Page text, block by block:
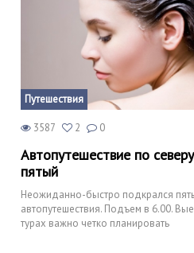
Путешествия
3587 2 0
Автопутешествие по
пятый
Неожиданно-быстро подкрался
автопутешествия. Подъем в 6.00.
турах важно четко планировать